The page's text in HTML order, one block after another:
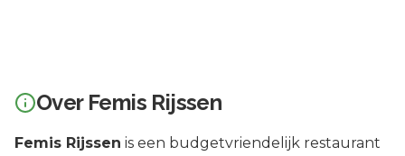
Over Femis Rijssen
Femis Rijssen is een budgetvriendelijk restaurant